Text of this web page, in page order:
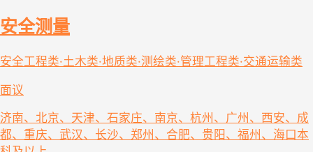
安全测量
安全工程类·土木类·地质类·测绘类·管理工程类·交通运输类
面议
济南、北京、天津、石家庄、南京、杭州、广州、西安、成
都、重庆、武汉、长沙、郑州、合肥、贵阳、福州、海口本